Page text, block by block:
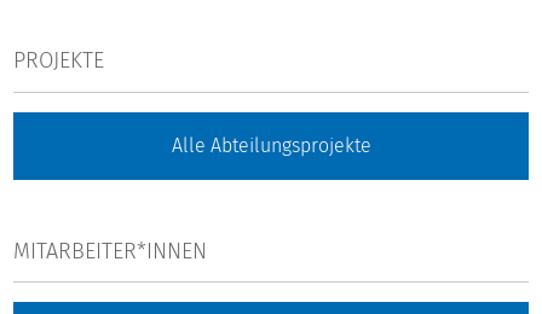
PROJEKTE
Alle Abteilungsprojekte
MITARBEITER*INNEN